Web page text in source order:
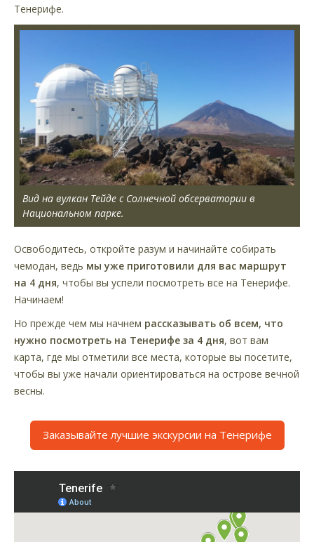
Тенерифе.
Вид на вулкан Тейде с Солнечной обсерватории в
Национальном парке.
Освободитесь, откройте разум и начинайте собирать
чемодан, ведь мы уже приготовили для вас маршрут
на 4 дня, чтобы вы успели посмотреть все на Тенерифе.
Начинаем!
Но прежде чем мы начнем рассказывать об всем, что
нужно посмотреть на Тенерифе за 4 дня, вот вам
карта, где мы отметили все места, которые вы посетите,
чтобы вы уже начали ориентироваться на острове вечной
весны.
Заказывайте лучшие экскурсии на Тенерифе